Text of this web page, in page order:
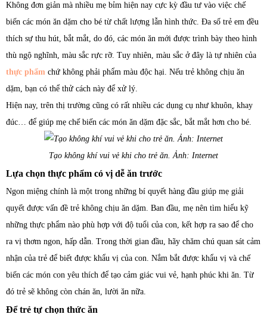
Không đơn giản mà nhiều mẹ bỉm hiện nay cực kỳ đầu tư vào việc chế
biến các món ăn dặm cho bé từ chất lượng lẫn hình thức. Đa số trẻ em đều
thích sự thu hút, bắt mắt, do đó, các món ăn mới được trình bày theo hình
thù ngộ nghĩnh, màu sắc rực rỡ. Tuy nhiên, màu sắc ở đây là tự nhiên của
thực phẩm chứ không phải phẩm màu độc hại. Nếu trẻ không chịu ăn
dặm, bạn có thể thử cách này để xử lý.
Hiện nay, trên thị trường cũng có rất nhiều các dụng cụ như khuôn, khay
đúc… để giúp mẹ chế biến các món ăn dặm đặc sắc, bắt mắt hơn cho bé.
Tạo không khí vui vẻ khi cho trẻ ăn. Ảnh: Internet
Lựa chọn thực phẩm có vị dễ ăn trước
Ngon miệng chính là một trong những bí quyết hàng đầu giúp mẹ giải
quyết được vấn đề trẻ không chịu ăn dặm. Ban đầu, mẹ nên tìm hiểu kỹ
những thực phẩm nào phù hợp với độ tuổi của con, kết hợp ra sao để cho
ra vị thơm ngon, hấp dẫn. Trong thời gian đầu, hãy chăm chú quan sát cảm
nhận của trẻ để biết được khẩu vị của con. Nắm bắt được khẩu vị và chế
biến các món con yêu thích để tạo cảm giác vui vẻ, hạnh phúc khi ăn. Từ
đó trẻ sẽ không còn chán ăn, lười ăn nữa.
Để trẻ tự chọn thức ăn